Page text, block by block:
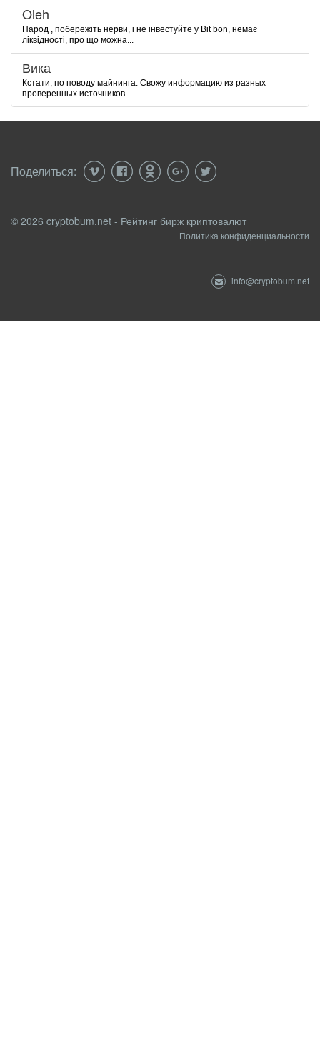
Oleh
Народ , побережіть нерви, і не інвестуйте у Bit bon, немає
ліквідності, про що можна...
Вика
Кстати, по поводу майнинга. Свожу информацию из разных
проверенных источников -...
Поделиться:
© 2026 cryptobum.net - Рейтинг бирж криптовалют
Политика конфиденциальности
info@cryptobum.net